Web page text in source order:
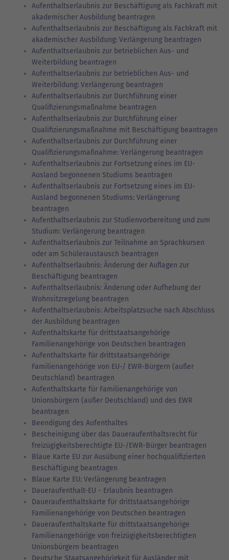
Aufenthaltserlaubnis zur Beschäftigung als Fachkraft mit
akademischer Ausbildung beantragen
Aufenthaltserlaubnis zur Beschäftigung als Fachkraft mit
akademischer Ausbildung: Verlängerung beantragen
Aufenthaltserlaubnis zur betrieblichen Aus- und
Weiterbildung beantragen
Aufenthaltserlaubnis zur betrieblichen Aus- und
Weiterbildung: Verlängerung beantragen
Aufenthaltserlaubnis zur Durchführung einer
Qualifizierungsmaßnahme beantragen
Aufenthaltserlaubnis zur Durchführung einer
Qualifizierungsmaßnahme mit Beschäftigung beantragen
Aufenthaltserlaubnis zur Durchführung einer
Qualifizierungsmaßnahme: Verlängerung beantragen
Aufenthaltserlaubnis zur Fortsetzung eines im EU-
Ausland begonnenen Studiums beantragen
Aufenthaltserlaubnis zur Fortsetzung eines im EU-
Ausland begonnenen Studiums: Verlängerung
beantragen
Aufenthaltserlaubnis zur Studienvorbereitung und zum
Studium: Verlängerung beantragen
Aufenthaltserlaubnis zur Teilnahme an Sprachkursen
oder am Schüleraustausch beantragen
Aufenthaltserlaubnis: Änderung der Auflagen zur
Beschäftigung beantragen
Aufenthaltserlaubnis: Änderung oder Aufhebung der
Wohnsitzregelung beantragen
Aufenthaltserlaubnis: Arbeitsplatzsuche nach Abschluss
der Ausbildung beantragen
Aufenthaltskarte für drittstaatsangehörige
Familienangehörige von Deutschen beantragen
Aufenthaltskarte für drittstaatsangehörige
Familienangehörige von EU-/ EWR-Bürgern (außer
Deutschland) beantragen
Aufenthaltskarte für Familienangehörige von
Unionsbürgern (außer Deutschland) und des EWR
beantragen
Beendigung des Aufenthaltes
Bescheinigung über das Daueraufenthaltsrecht für
freizügigkeitsberechtigte EU-/EWR-Bürger beantragen
Blaue Karte EU zur Ausübung einer hochqualifizierten
Beschäftigung beantragen
Blaue Karte EU: Verlängerung beantragen
Daueraufenthalt-EU - Erlaubnis beantragen
Daueraufenthaltskarte für drittstaatsangehörige
Familienangehörige von Deutschen beantragen
Daueraufenthaltskarte für drittstaatsangehörige
Familienangehörige von freizügigkeitsberechtigten
Unionsbürgern beantragen
Deutsche Staatsangehörigkeit für Ausländer mit